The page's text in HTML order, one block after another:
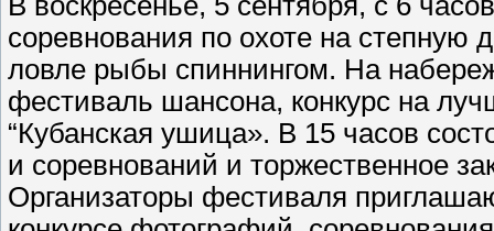
соревнования по охоте на степную
ловле рыбы спиннингом. На
фестиваль шансона, конкурс на
“Кубанская ушица». В 15 часов
и соревнований и торжественное
Организаторы фестиваля